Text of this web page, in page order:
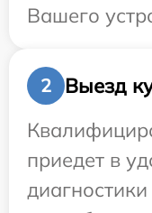
Вашего
2
Выезд
приедет в